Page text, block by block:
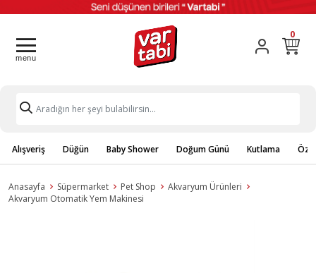
0
Alışveriş Düğün Baby Shower Doğum Günü Kutlama
Anasayfa Süpermarket Pet Shop
Akvaryum Ürünleri
Akvaryum Otomatik Yem Makinesi